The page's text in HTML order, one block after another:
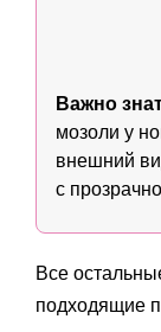
Важно
мозоли у
внешний
с
Все
подходящие